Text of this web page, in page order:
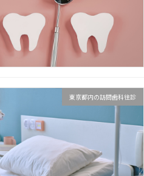
東京都内の訪問歯科往診